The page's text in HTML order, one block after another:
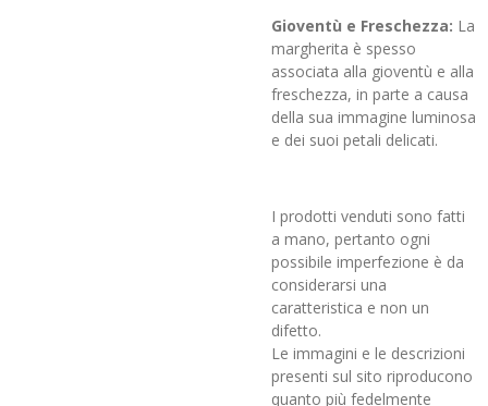
Gioventù e Freschezza: La
margherita è spesso
associata alla gioventù e alla
freschezza, in parte a causa
della sua immagine luminosa
e dei suoi petali delicati.
I prodotti venduti sono fatti
a mano, pertanto ogni
possibile imperfezione è da
considerarsi una
caratteristica e non un
difetto.
Le immagini e le descrizioni
presenti sul sito riproducono
quanto più fedelmente